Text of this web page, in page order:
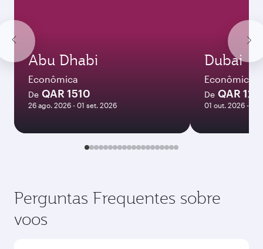
Abu Dhabi
Econômica
De QAR 1510
26 ago. 2026 - 01 set. 2026
Dubai
Econômica
De QAR
01 out. 2026 - 06
Perguntas Frequentes sobre
voos